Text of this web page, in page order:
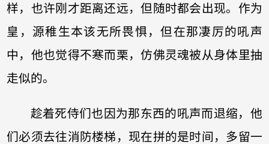
样，也许刚才距离还远，但随时都会出现。作为
皇，源稚生本该无所畏惧，但在那凄厉的吼声
中，他也觉得不寒而栗，仿佛灵魂被从身体里抽
走似的。
趁着死侍们也因为那东西的吼声而退缩，他
们必须去往消防楼梯，现在拼的是时间，多留一